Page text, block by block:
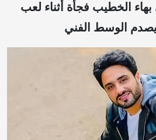
الخطيب فجأة أثناء لعب
الوسط الفني